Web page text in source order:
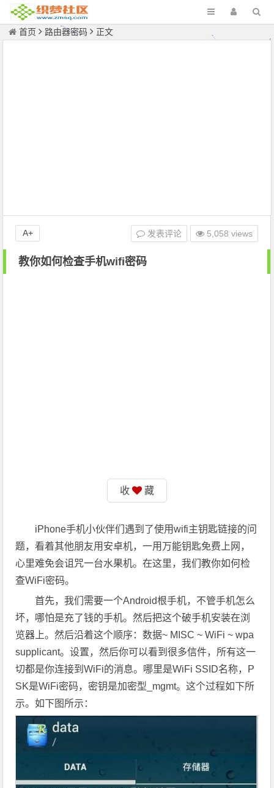
首页 路由器密码 正文
教你如何检查手机wifi密码
发表评论 5,058 views
A+
收 藏
iPhone手机小伙伴们遇到了使用wifi主钥匙链接的问
题，看着其他朋友用安卓机，一用万能钥匙免费上网，
心里难免会诅咒一台水果机。在这里，我们教你如何检
查WiFi密码。
首先，我们需要一个Android根手机，不管手机怎么
坏，哪怕是充了钱的手机。然后把这个破手机安装在浏
览器上。然后沿着这个顺序：数据~ MISC ~ WiFi ~ wpa
supplicant。设置，然后你可以看到很多信件，所有这一
切都是你连接到WiFi的消息。哪里是WiFi SSID名称，P
SK是WiFi密码，密钥是加密型_mgmt。这个过程如下所
示。如下图所示：